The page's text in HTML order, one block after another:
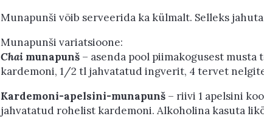
Munapunši võib serveerida ka külmalt. Selleks
Munapunši variatsioone:
Chaimunapunš– asenda pool piimakogusest musta
kardemoni, 1/2 tl jahvatatud ingverit, 4 tervet
Kardemoni-apelsini-munapunš– riivi 1 apelsini
jahvatatud rohelist kardemoni. Alkoholina kasuta